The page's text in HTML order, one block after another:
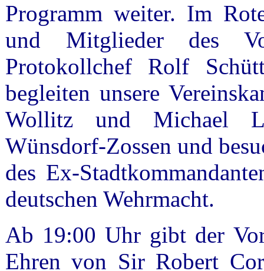
Programm weiter. Im
und Mitglieder des
Protokollchef Rolf
begleiten unsere
Wollitz und Michael
Wünsdorf-Zossen und
des Ex-
deutschen Wehrmacht.
Ab 19:00 Uhr gibt der
Ehren von Sir Robert